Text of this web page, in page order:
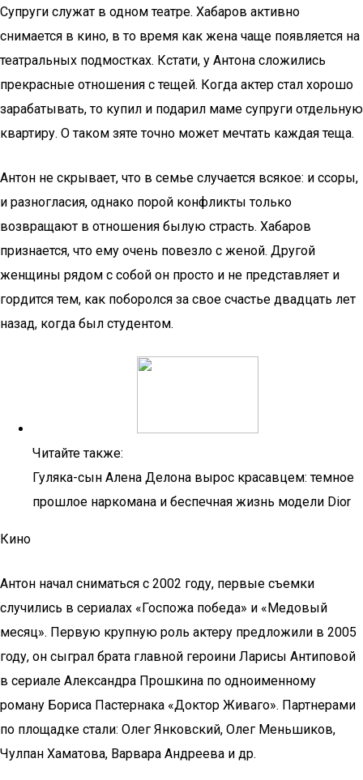
Супруги служат в одном театре. Хабаров активно
снимается в кино, в то время как жена чаще появляется на
театральных подмостках. Кстати, у Антона сложились
прекрасные отношения с тещей. Когда актер стал хорошо
зарабатывать, то купил и подарил маме супруги отдельную
квартиру. О таком зяте точно может мечтать каждая теща.
Антон не скрывает, что в семье случается всякое: и ссоры,
и разногласия, однако порой конфликты только
возвращают в отношения былую страсть. Хабаров
признается, что ему очень повезло с женой. Другой
женщины рядом с собой он просто и не представляет и
гордится тем, как поборолся за свое счастье двадцать лет
назад, когда был студентом.
Читайте также:
Гуляка-сын Алена Делона вырос красавцем: темное
прошлое наркомана и беспечная жизнь модели Dior
Кино
Антон начал сниматься с 2002 году, первые съемки
случились в сериалах «Госпожа победа» и «Медовый
месяц». Первую крупную роль актеру предложили в 2005
году, он сыграл брата главной героини Ларисы Антиповой
в сериале Александра Прошкина по одноименному
роману Бориса Пастернака «Доктор Живаго». Партнерами
по площадке стали: Олег Янковский, Олег Меньшиков,
Чулпан Хаматова, Варвара Андреева и др.